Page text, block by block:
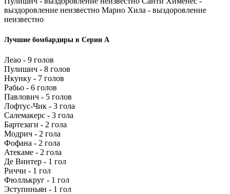
выздоровление неизвестно Марио Хила - выздоровление
неизвестно
Лучшие бомбардиры в Серии А
Леао - 9 голов
Пулишич - 8 голов
Нкунку - 7 голов
Рабьо - 6 голов
Павлович - 5 голов
Лофтус-Чик - 3 гола
Салемакерс - 3 гола
Бартезаги - 2 гола
Модрич - 2 гола
Фофана - 2 гола
Атекаме - 2 гола
Де Винтер - 1 гол
Риччи - 1 гол
Фюллькруг - 1 гол
Эступиньян - 1 гол